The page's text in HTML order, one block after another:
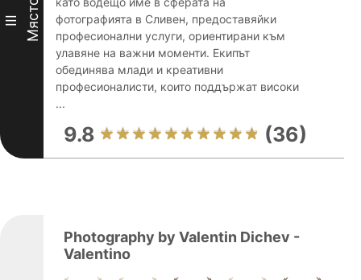
III Място
фотографията в Сливен, предоставяйки
професионални услуги, ориентирани към
улавяне на важни моменти. Екипът
обединява млади и креативни
професионалисти, които поддържат високи
...
9.8 (36)
Photography by Valentin Dichev -
Valentino